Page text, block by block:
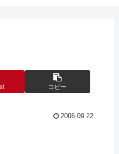
コピー
2006.09.22